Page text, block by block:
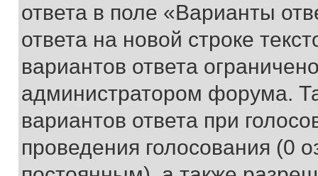
ответа в поле «Варианты
ответа на новой строке
вариантов ответа
администратором форума.
вариантов ответа при
проведения голосования (0